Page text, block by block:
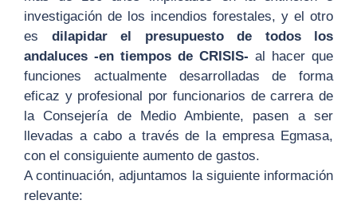
investigación de los incendios forestales, y el otro
es dilapidar el presupuesto de todos los
andaluces -en tiempos de CRISIS- al hacer que
funciones actualmente desarrolladas de forma
eficaz y profesional por funcionarios de carrera de
la Consejería de Medio Ambiente, pasen a ser
llevadas a cabo a través de la empresa Egmasa,
con el consiguiente aumento de gastos.
A continuación, adjuntamos la siguiente información
relevante: